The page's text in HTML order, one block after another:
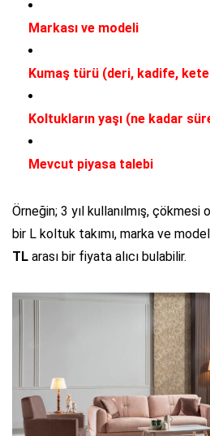
Markası ve modeli
Kumaş türü (deri, kadife,
Koltukların yaşı (ne kadar
Mevcut piyasa talebi
Örneğin; 3 yıl kullanılmış,
bir L koltuk takımı, marka ve
TL arası bir fiyata alıcı bulabilir.